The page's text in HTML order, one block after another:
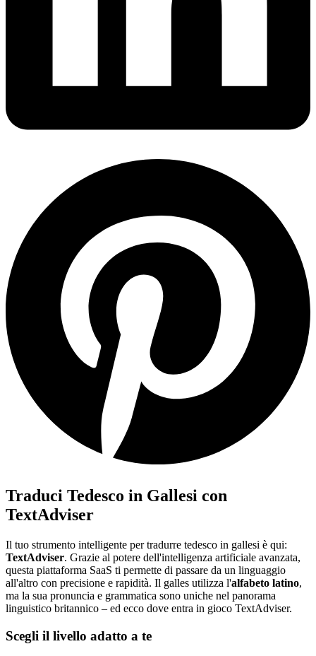
Traduci Tedesco in Gallesi con
TextAdviser
Il tuo strumento intelligente per tradurre tedesco in gallesi è qui:
TextAdviser. Grazie al potere dell'intelligenza artificiale avanzata,
questa piattaforma SaaS ti permette di passare da un linguaggio
all'altro con precisione e rapidità. Il galles utilizza l'alfabeto latino,
ma la sua pronuncia e grammatica sono uniche nel panorama
linguistico britannico – ed ecco dove entra in gioco TextAdviser.
Scegli il livello adatto a te